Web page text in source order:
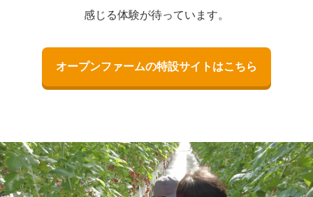
感じる体験が待っています。
オープンファームの特設サイトはこちら